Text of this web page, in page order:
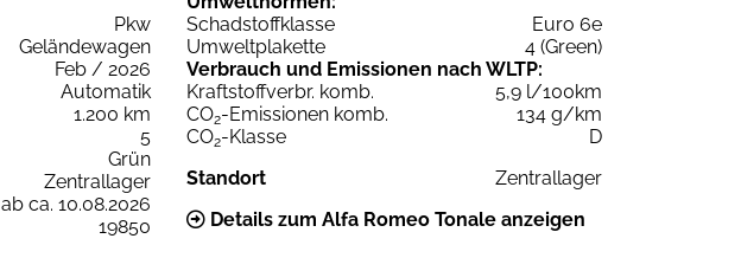
Pkw
Geländewagen
Feb / 2026
Automatik
1.200 km
5
Grün
Zentrallager
ab ca. 10.08.2026
19850
Schadstoffklasse
Euro 6e
Umweltplakette
4 (Green)
Verbrauch und Emissionen nach WLTP:
Kraftstoffverbr. komb.
5,9 l/100km
CO2-Emissionen komb.
134 g/km
CO2-Klasse
D
Standort
Zentrallager
Details zum Alfa Romeo Tonale anzeigen